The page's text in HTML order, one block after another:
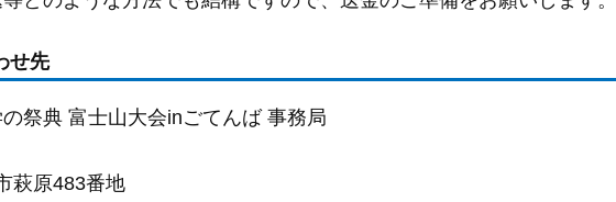
せ先
祭典 富士山大会inごてんば 事務局
萩原483番地